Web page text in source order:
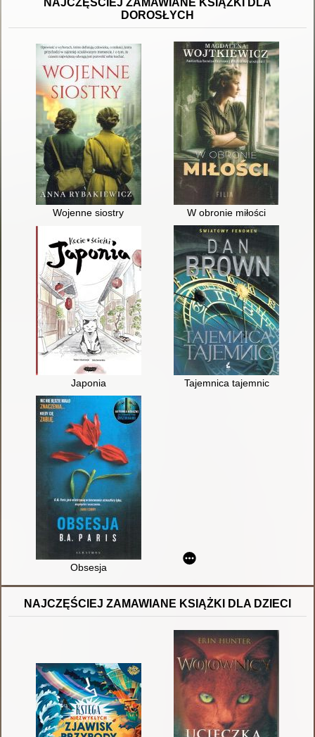
NAJCZĘŚCIEJ ZAMAWIANE KSIĄŻKI DLA
DOROSŁYCH
Wojenne siostry W obronie miłości
Japonia Tajemnica tajemnic
Obsesja
NAJCZĘŚCIEJ ZAMAWIANE KSIĄŻKI DLA DZIECI